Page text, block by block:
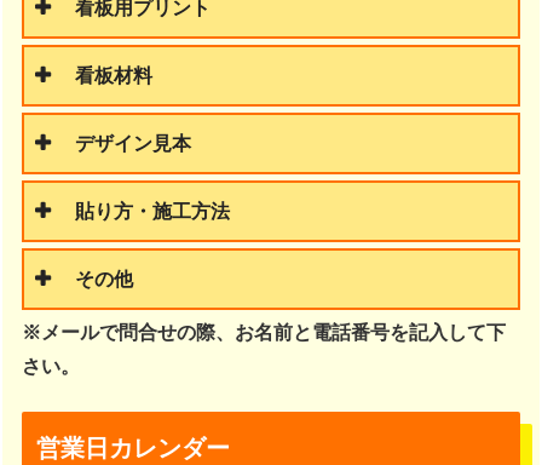
看板用プリント
看板材料
デザイン見本
貼り方・施工方法
その他
※メールで問合せの際、お名前と電話番号を記入して下
さい。
営業日カレンダー